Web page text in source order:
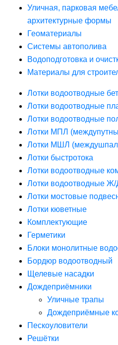
Уличная, парковая
архитектурные формы
Геоматериалы
Системы автополива
Водоподготовка и
Материалы для
Лотки водоотводные
Лотки водоотводные
Лотки водоотводные
Лотки МПЛ
Лотки МШЛ
Лотки быстротока
Лотки водоотводные
Лотки водоотводные
Лотки мостовые
Лотки кюветные
Комплектующие
Герметики
Блоки монолитные
Бордюр водоотводный
Щелевые насадки
Дождеприёмники
Уличные трапы
Дождеприёмные
Пескоуловители
Решётки